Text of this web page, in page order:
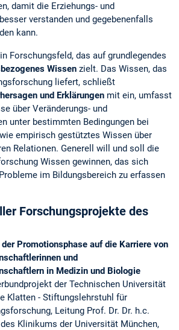
damit die Erziehungs- und
verstanden und gegebenenfalls
kann.
Forschungsfeld, das auf grundlegendes
Wissen zielt. Das Wissen, das
liefert, schließt
und Erklärungen mit ein, umfasst
über Veränderungs- und
unter bestimmten Bedingungen bei
empirisch gestütztes Wissen über
Relationen. Generell will und soll die
Wissen gewinnen, das sich
im Bildungsbereich zu erfassen
Forschungsprojekte des
Promotionsphase auf die Karriere von
und
in Medizin und Biologie
der Technischen Universität
Klatten - Stiftungslehrstuhl für
Leitung Prof. Dr. Dr. h.c.
Klinikums der Universität München,